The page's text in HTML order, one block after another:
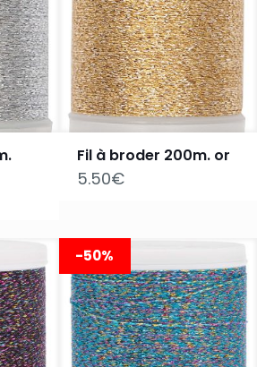
Fil à broder 200m. or
5.50€
-50%